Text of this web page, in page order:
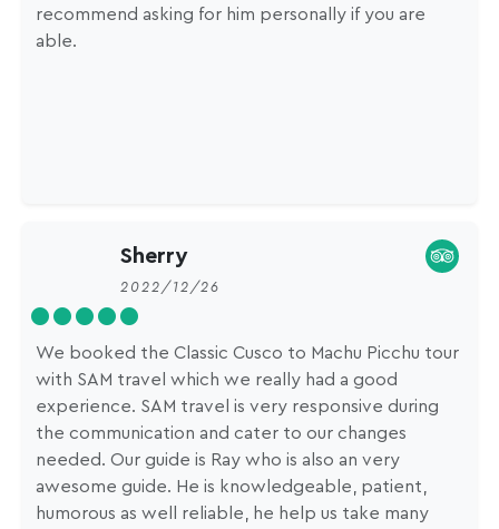
recommend asking for him personally if you are
able.
Sherry
2022/12/26
We booked the Classic Cusco to Machu Picchu tour
with SAM travel which we really had a good
experience. SAM travel is very responsive during
the communication and cater to our changes
needed. Our guide is Ray who is also an very
awesome guide. He is knowledgeable, patient,
humorous as well reliable, he help us take many